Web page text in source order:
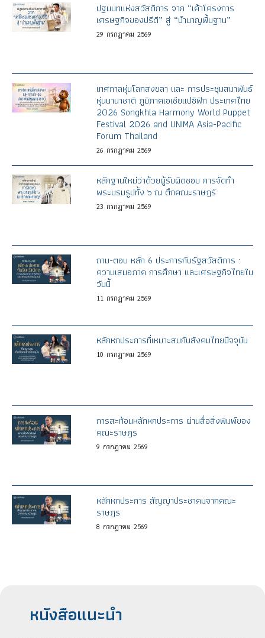
ปฐมบทแห่งสวัสดิการ จาก “เค้าโครงการ
เศรษฐกิจของปรีดี” สู่ “บำนาญพื้นฐาน”
29 กรกฎาคม 2569
เทศกาลหุ่นโลกสงขลา และ การประชุมสมาพันธ์
หุ่นนานาชาติ ภูมิภาคเอเชียแปซิฟิก ประเทศไทย
2026 Songkhla Harmony World Puppet
Festival 2026 and UNIMA Asia-Pacific
Forum Thailand
26 กรกฎาคม 2569
หลักฐานใหม่ว่าด้วยผู้รับผิดชอบ การจัดทำ
พระบรมรูปทั้ง ๖ ณ ตึกคณะราษฎร์
23 กรกฎาคม 2569
ถาม-ตอบ หลัก 6 ประการกับรัฐสวัสดิการ :
ความเสมอภาค การศึกษา และเศรษฐกิจไทยใน
วันนี้
11 กรกฎาคม 2569
หลักหกประการที่เหมาะสมกับสังคมไทยปัจจุบัน
10 กรกฎาคม 2569
การสะท้อนหลักหกประการ ผ่านสื่อสิ่งพิมพ์ของ
คณะราษฎร
9 กรกฎาคม 2569
หลักหกประการ สัญญาประชาคมจากคณะ
ราษฎร
8 กรกฎาคม 2569
หนังสือแนะนำ